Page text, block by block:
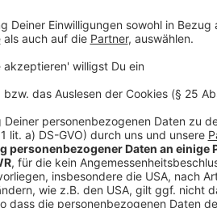
Nutzung
powered by
Der Ex-Jedi und Thrawn-Verbündete
ihre Mitstreiterinnen machen.
Anzeige
©Copyright: Disney+